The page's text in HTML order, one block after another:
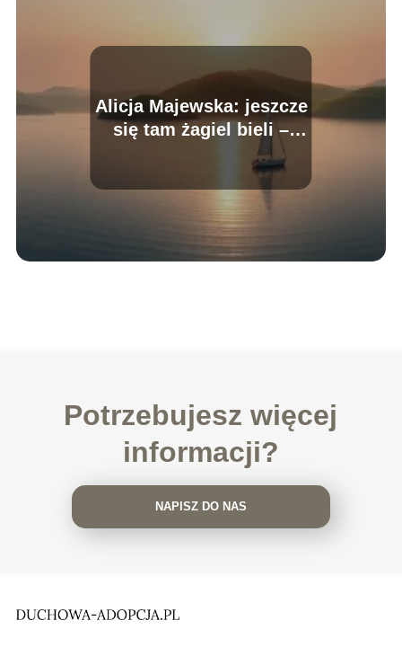
Alicja Majewska: jeszcze
się tam żagiel bieli –
tekst piosenki
Potrzebujesz więcej
informacji?
NAPISZ DO NAS